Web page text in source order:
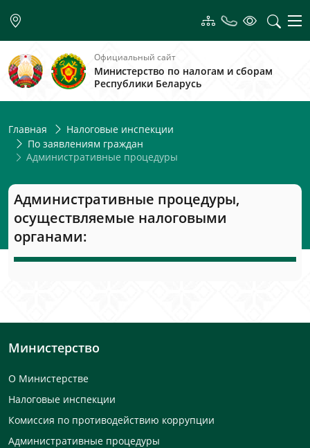
Официальный сайт
Министерство по налогам и сборам
Республики Беларусь
Главная
Налоговые инспекции
По заявлениям граждан
Административные процедуры
Административные процедуры,
осуществляемые налоговыми
органами:
Министерство
О Министерстве
Налоговые инспекции
Комиссия по противодействию коррупции
Административные процедуры